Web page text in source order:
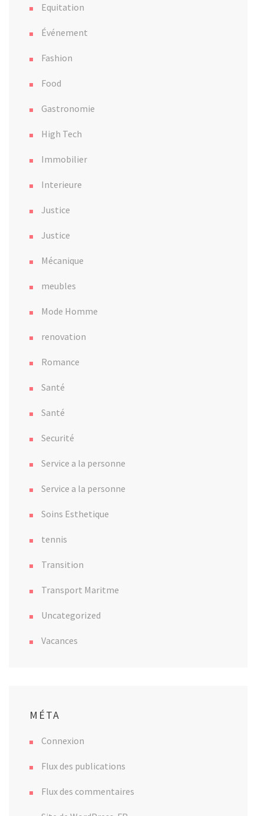
Equitation
Événement
Fashion
Food
Gastronomie
High Tech
Immobilier
Interieure
Justice
Justice
Mécanique
meubles
Mode Homme
renovation
Romance
Santé
Santé
Securité
Service a la personne
Service a la personne
Soins Esthetique
tennis
Transition
Transport Maritme
Uncategorized
Vacances
MÉTA
Connexion
Flux des publications
Flux des commentaires